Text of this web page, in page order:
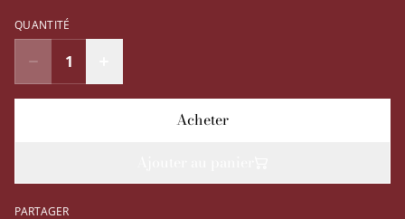
QUANTITÉ
Acheter
PARTAGER